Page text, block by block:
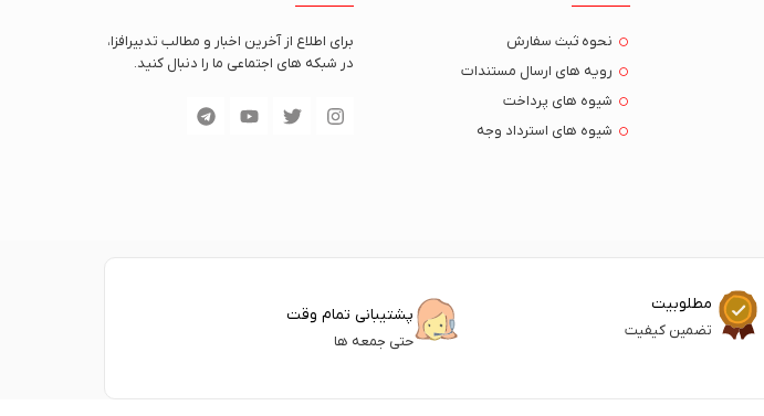
نحوه ثبث سفارش
رویه های ارسال مستندات
شیوه های پرداخت
شیوه های استرداد وجه
برای اطلاع از آخرین اخبار و مطالب تدبیرافزا،
در شبکه های اجتماعی ما را دنبال کنید.
مطلوبیت
تضمین کیفیت
پشتیبانی تمام وقت
حتی جمعه ها